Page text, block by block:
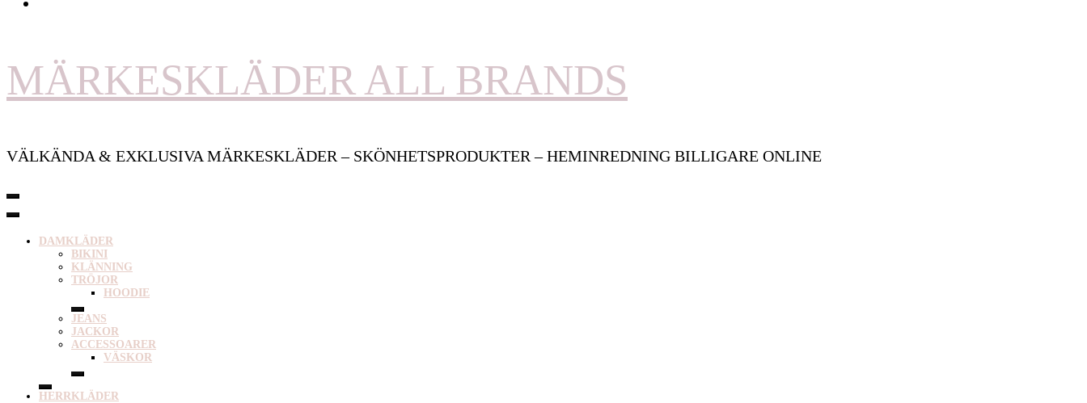
MÄRKESKLÄDER ALL BRANDS
VÄLKÄNDA & EXKLUSIVA MÄRKESKLÄDER – SKÖNHETSPRODUKTER – HEMINREDNING BILLIGARE ONLINE
DAMKLÄDER
BIKINI
KLÄNNING
TRÖJOR
HOODIE
JEANS
JACKOR
ACCESSOARER
VÄSKOR
HERRKLÄDER